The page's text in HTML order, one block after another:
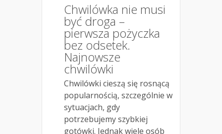
Chwilówka nie musi
być droga –
pierwsza pożyczka
bez odsetek.
Najnowsze
chwilówki
Chwilówki cieszą się rosnącą
popularnością, szczególnie w
sytuacjach, gdy
potrzebujemy szybkiej
gotówki. Jednak wiele osób